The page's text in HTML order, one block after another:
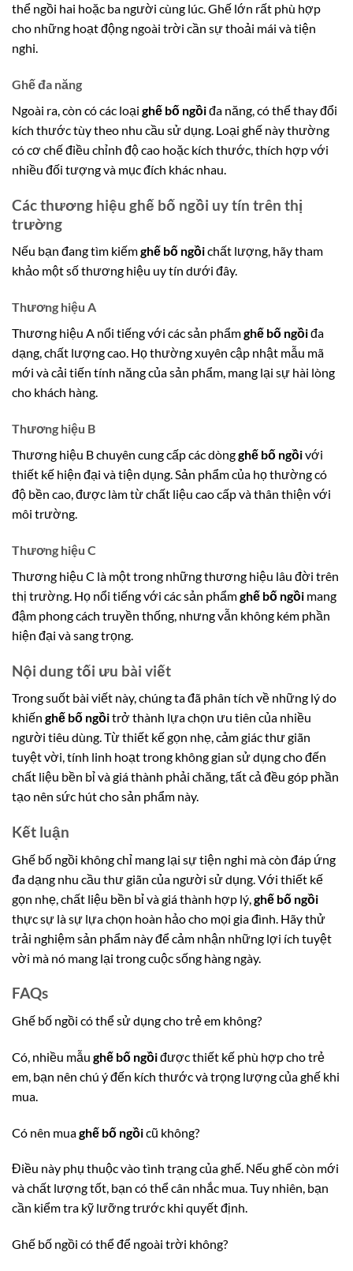
thể ngồi hai hoặc ba người cùng lúc. Ghế lớn rất phù hợp
cho những hoạt động ngoài trời cần sự thoải mái và tiện
nghi.
Ghế đa năng
Ngoài ra, còn có các loại ghế bố ngồiđa năng, có thể thay đổi
kích thước tùy theo nhu cầu sử dụng. Loại ghế này thường
có cơ chế điều chỉnh độ cao hoặc kích thước, thích hợp với
nhiều đối tượng và mục đích khác nhau.
Các thương hiệu ghế bố ngồi uy tín trên thị
trường
Nếu bạn đang tìm kiếmghế bố ngồichất lượng, hãy tham
khảo một số thương hiệu uy tín dưới đây.
Thương hiệu A
Thương hiệu A nổi tiếng với các sản phẩmghế bố ngồiđa
dạng, chất lượng cao. Họ thường xuyên cập nhật mẫu mã
mới và cải tiến tính năng của sản phẩm, mang lại sự hài lòng
cho khách hàng.
Thương hiệu B
Thương hiệu B chuyên cung cấp các dòngghế bố ngồivới
thiết kế hiện đại và tiện dụng. Sản phẩm của họ thường có
độ bền cao, được làm từ chất liệu cao cấp và thân thiện với
môi trường.
Thương hiệu C
Thương hiệu C là một trong những thương hiệu lâu đời trên
thị trường. Họ nổi tiếng với các sản phẩmghế bố ngồi mang
đậm phong cách truyền thống, nhưng vẫn không kém phần
hiện đại và sang trọng.
Nội dung tối ưu bài viết
Trong suốt bài viết này, chúng ta đã phân tích về những lý do
khiến ghế bố ngồitrở thành lựa chọn ưu tiên của nhiều
người tiêu dùng. Từ thiết kế gọn nhẹ, cảm giác thư giãn
tuyệt vời, tính linh hoạt trong không gian sử dụng cho đến
chất liệu bền bỉ và giá thành phải chăng, tất cả đều góp phần
tạo nên sức hút cho sản phẩm này.
Kết luận
Ghế bố ngồi không chỉ mang lại sự tiện nghi mà còn đáp ứng
đa dạng nhu cầu thư giãn của người sử dụng. Với thiết kế
gọn nhẹ, chất liệu bền bỉ và giá thành hợp lý, ghế bố ngồi
thực sự là sự lựa chọn hoàn hảo cho mọi gia đình. Hãy thử
trải nghiệm sản phẩm này để cảm nhận những lợi ích tuyệt
vời mà nó mang lại trong cuộc sống hàng ngày.
FAQs
Ghế bố ngồi có thể sử dụng cho trẻ em không?
Có, nhiều mẫu ghế bố ngồiđược thiết kế phù hợp cho trẻ
em, bạn nên chú ý đến kích thước và trọng lượng của ghế khi
mua.
Có nên muaghế bố ngồicũ không?
Điều này phụ thuộc vào tình trạng của ghế. Nếu ghế còn mới
và chất lượng tốt, bạn có thể cân nhắc mua. Tuy nhiên, bạn
cần kiểm tra kỹ lưỡng trước khi quyết định.
Ghế bố ngồi có thể để ngoài trời không?